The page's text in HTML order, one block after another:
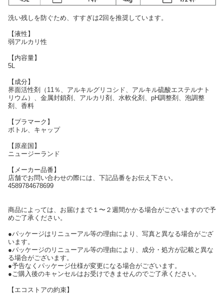
洗い残しを防ぐため、すすぎは2回を推奨しています。
【液性】
弱アルカリ性
【内容量】
5L
【成分】
界面活性剤（11％、アルキルグリコシド、アルキル硫酸エステルナト
リウム）、金属封鎖剤、アルカリ剤、水軟化剤、pH調整剤、泡調整
剤、香料
【プラマーク】
ボトル、キャップ
【原産国】
ニュージーランド
【メーカー品番】
店舗でお問い合わせの際には、下記品番をお伝え下さい。
4589784678699
商品によっては、お届けまで１〜２週間かかる場合がございますので予
めご了承ください。
●パッケージはリニューアル等の理由により、写真と異なる場合がござ
います。
●パッケージのリニューアル等の理由により、成分・処方が記載と異な
る場合がございます。
●予告なくパッケージ仕様が変更になる場合がございます。
●ご購入後のキャンセルはお受けできませんのでご了承ください。
【エコストアの約束】